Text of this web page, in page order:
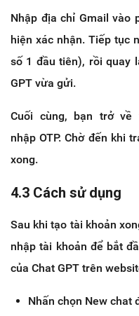
Nhập địa chỉ Gmail vào
hiện xác nhận. Tiếp tục
số 1 đầu tiên), rồi quay
GPT vừa gửi.
Cuối cùng, bạn trở về
nhập OTP. Chờ đến khi
xong.
4.3 Cách sử dụng
Sau khi tạo tài khoản
nhập tài khoản để bắt
của Chat GPT trên
Nhấn chọn New chat